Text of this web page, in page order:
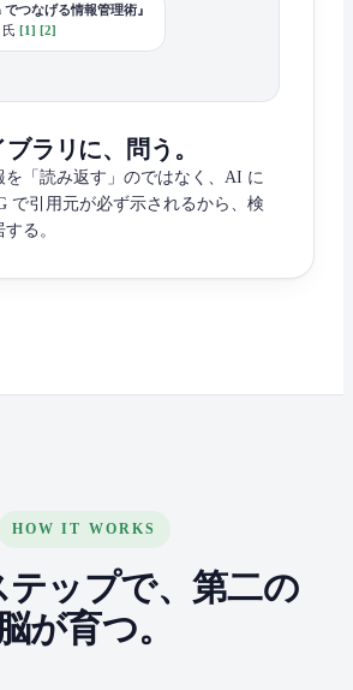
つなげる情報管理術』
[1] [2]
ラリに、問う。
を「読み返す」のではなく、AI に
で引用元が必ず示されるから、検
る。
HOW IT WORKS
テップで、第二の
が育つ。